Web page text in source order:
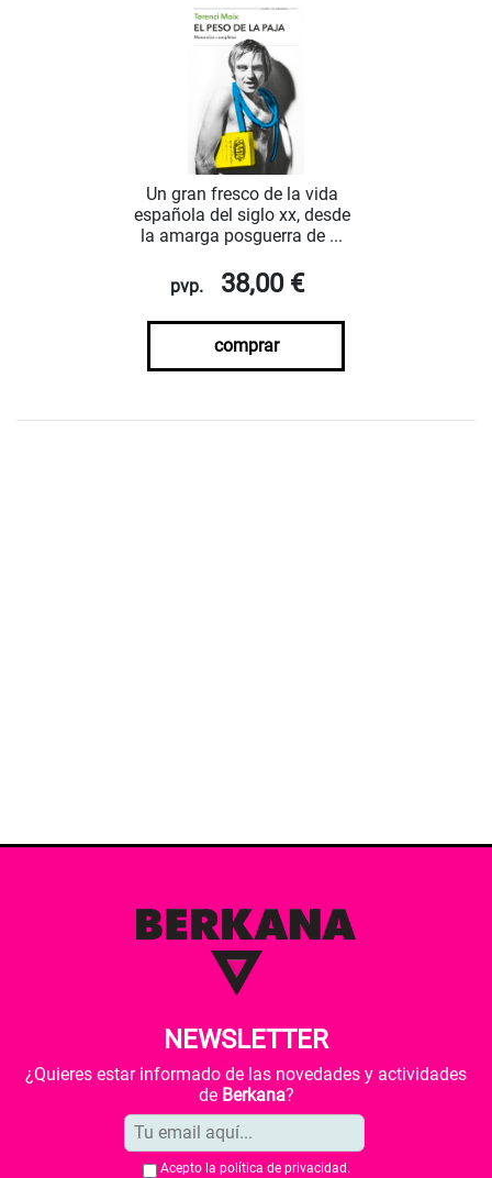
Un gran fresco de la vida
española del siglo xx, desde
la amarga posguerra de ...
pvp. 38,00 €
comprar
NEWSLETTER
¿Quieres estar informado de las novedades y actividades
de Berkana?
Acepto la política de privacidad .